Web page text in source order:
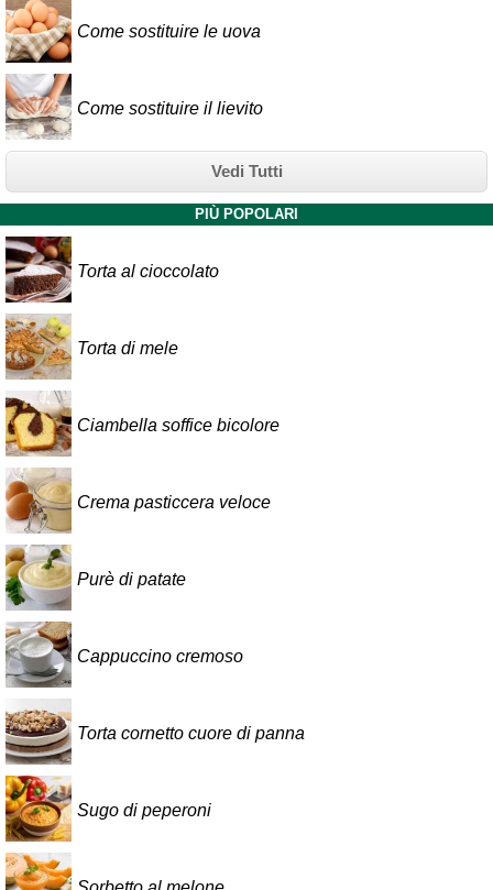
Come sostituire le uova
Come sostituire il lievito
Vedi Tutti
PIÙ POPOLARI
Torta al cioccolato
Torta di mele
Ciambella soffice bicolore
Crema pasticcera veloce
Purè di patate
Cappuccino cremoso
Torta cornetto cuore di panna
Sugo di peperoni